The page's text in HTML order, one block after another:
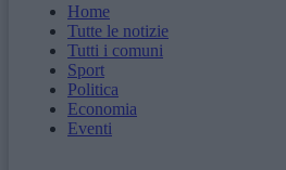
Home
Tutte le notizie
Tutti i comuni
Sport
Politica
Economia
Eventi